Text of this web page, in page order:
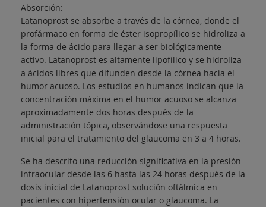
Absorción:
Latanoprost se absorbe a través de la córnea, donde el
profármaco en forma de éster isopropílico se hidroliza a
la forma de ácido para llegar a ser biológicamente
activo. Latanoprost es altamente lipofílico y se hidroliza
a ácidos libres que difunden desde la córnea hacia el
humor acuoso. Los estudios en humanos indican que la
concentración máxima en el humor acuoso se alcanza
aproximadamente dos horas después de la
administración tópica, observándose una respuesta
inicial para el tratamiento del glaucoma en 3 a 4 horas.
Se ha descrito una reducción significativa en la presión
intraocular desde las 6 hasta las 24 horas después de la
dosis inicial de Latanoprost solución oftálmica en
pacientes con hipertensión ocular o glaucoma. La